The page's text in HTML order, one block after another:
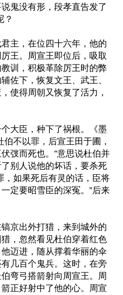
鬼没有形，段孝直告发了
？
主，在位四十六年，他的
王。周宣王即位后，吸取
训，积极革除厉王时的弊
佐下，恢复文王、武王、
使得周朝又恢复了活力，
大臣，种下了祸根。《墨
伯不以罪，后宣王田于圃，
弢而死也。”意思说杜伯并
别人说他的坏话，要杀死
，如果死后有灵的话，臣将
定要昭雪臣的深冤。”后来
京出外打猎，来到城外的
，忽然看见杜伯穿着红色
迈进，随从撑着华丽的伞
几百个鬼兵。这时，在旁
弯弓搭箭射向周宣王。周
正好射中了他的心。周宣